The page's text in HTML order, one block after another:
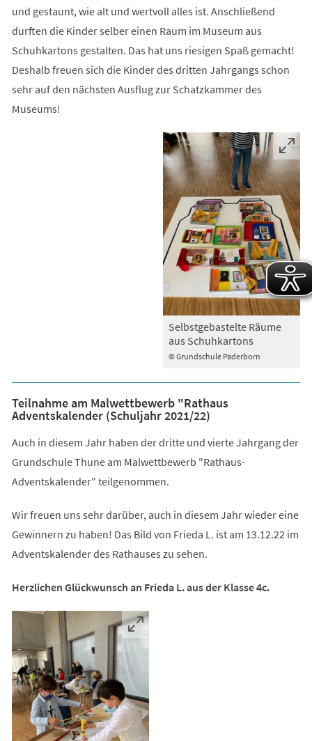
und gestaunt, wie alt und wertvoll alles ist. Anschließend
durften die Kinder selber einen Raum im Museum aus
Schuhkartons gestalten. Das hat uns riesigen Spaß gemacht!
Deshalb freuen sich die Kinder des dritten Jahrgangs schon
sehr auf den nächsten Ausflug zur Schatzkammer des
Museums!
© Grundschule Paderborn
Selbstgebastelte Räume
aus Schuhkartons
Teilnahme am Malwettbewerb "Rathaus
Adventskalender (Schuljahr 2021/22)
Auch in diesem Jahr haben der dritte und vierte Jahrgang der
Grundschule Thune am Malwettbewerb "Rathaus-
Adventskalender" teilgenommen.
Wir freuen uns sehr darüber, auch in diesem Jahr wieder eine
Gewinnern zu haben! Das Bild von Frieda L. ist am 13.12.22 im
Adventskalender des Rathauses zu sehen.
Herzlichen Glückwunsch an Frieda L. aus der Klasse 4c.